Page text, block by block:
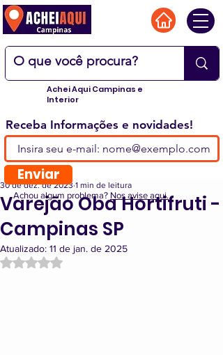
Achei Aqui Campinas e
Interior
Varejão Oba Hortifruti -
Campinas SP
30 de dez. de 2023 1 min de leitura
Atualizado: 11 de jan. de 2025
Avaliado com NaN de 5 estrelas.
Receba Informações e novidades!
Enviar
Achou algum problema? Nos avise aqui.